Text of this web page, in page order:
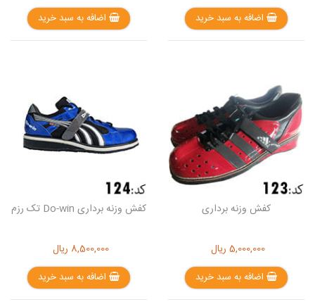
اضافه به سبد خرید اضافه به سبد خرید
کفش وزنه برداری
5,000,000 ریال
اضافه به سبد خرید
کفش وزنه برداری Do-win تک رزم
8,500,000 ریال
اضافه به سبد خرید